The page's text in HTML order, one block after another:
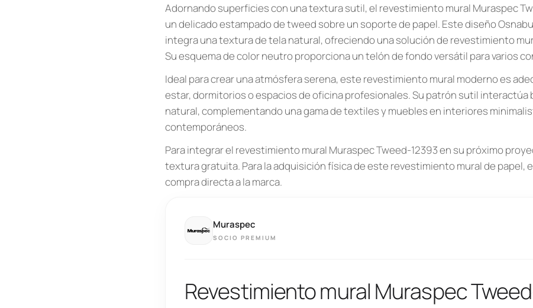
Adornando superficies con una textura sutil, el revestimiento mural Muraspec
un delicado estampado de tweed sobre un soporte de papel. Este diseño
integra una textura de tela natural, ofreciendo una solución de revestimiento
Su esquema de color neutro proporciona un telón de fondo versátil para varios
Ideal para crear una atmósfera serena, este revestimiento mural moderno es
estar, dormitorios o espacios de oficina profesionales. Su patrón sutil interactúa
natural, complementando una gama de textiles y muebles en interiores
contemporáneos.
Para integrar el revestimiento mural Muraspec Tweed-12393 en su próximo
textura gratuita. Para la adquisición física de este revestimiento mural de papel,
compra directa a la marca.
Muraspec
SOCIO PREMIUM
Revestimiento mural Muraspec